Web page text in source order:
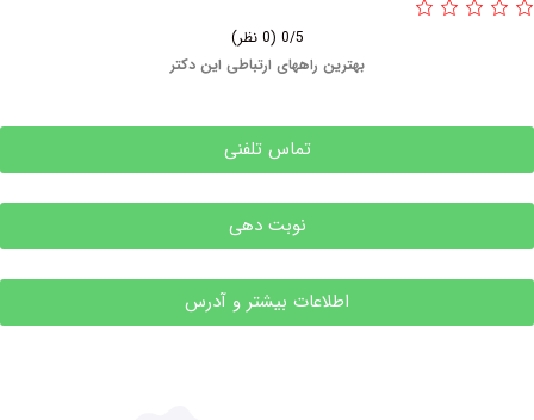
بهترین راههای ارتباطی این دکتر
تماس تلفنی
نوبت دهی
اطلاعات بیشتر و آدرس